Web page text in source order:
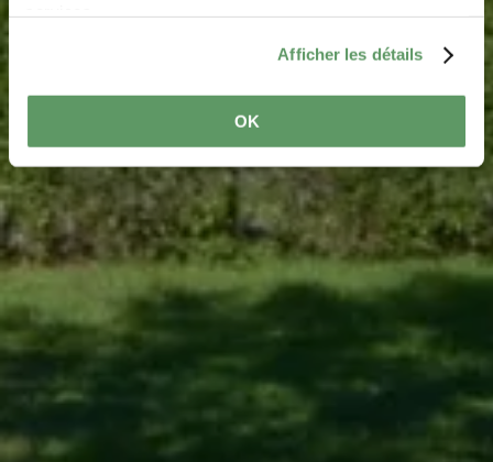
Afficher les détails
OK